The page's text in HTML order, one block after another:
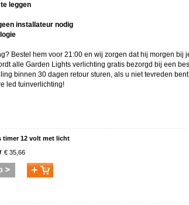
leggen
installateur nodig
? Bestel hem voor 21:00 en wij zorgen dat hij morgen bij
alle Garden Lights verlichting gratis bezorgd bij een
binnen 30 dagen retour sturen, als u niet tevreden
led tuinverlichting!
timer 12 volt met licht
€ 35,66